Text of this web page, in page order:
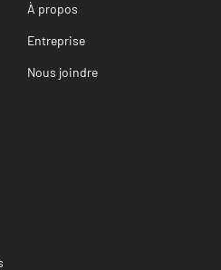
À propos
Entreprise
Nous joindre